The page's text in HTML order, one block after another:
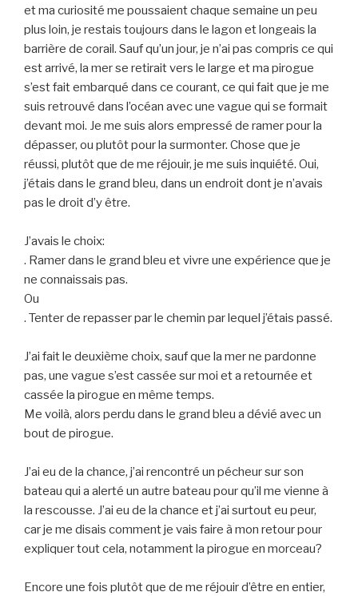
et ma curiosité me poussaient chaque semaine un peu
plus loin, je restais toujours dans le lagon et longeais la
barrière de corail. Sauf qu’un jour, je n’ai pas compris ce qui
est arrivé, la mer se retirait vers le large et ma pirogue
s’est fait embarqué dans ce courant, ce qui fait que je me
suis retrouvé dans l’océan avec une vague qui se formait
devant moi. Je me suis alors empressé de ramer pour la
dépasser, ou plutôt pour la surmonter. Chose que je
réussi, plutôt que de me réjouir, je me suis inquiété. Oui,
j’étais dans le grand bleu, dans un endroit dont je n’avais
pas le droit d’y être.
J’avais le choix:
. Ramer dans le grand bleu et vivre une expérience que je
ne connaissais pas.
Ou
. Tenter de repasser par le chemin par lequel j’étais passé.
J’ai fait le deuxième choix, sauf que la mer ne pardonne
pas, une vague s’est cassée sur moi et a retournée et
cassée la pirogue en même temps.
Me voilà, alors perdu dans le grand bleu a dévié avec un
bout de pirogue.
J’ai eu de la chance, j’ai rencontré un pécheur sur son
bateau qui a alerté un autre bateau pour qu’il me vienne à
la rescousse. J’ai eu de la chance et j’ai surtout eu peur,
car je me disais comment je vais faire à mon retour pour
expliquer tout cela, notamment la pirogue en morceau?
Encore une fois plutôt que de me réjouir d’être en entier,